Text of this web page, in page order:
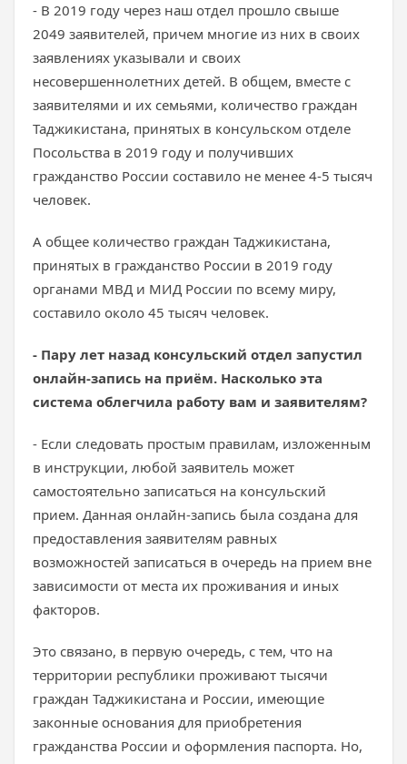
- В 2019 году через наш отдел прошло свыше
2049 заявителей, причем многие из них в своих
заявлениях указывали и своих
несовершеннолетних детей. В общем, вместе с
заявителями и их семьями, количество граждан
Таджикистана, принятых в консульском отделе
Посольства в 2019 году и получивших
гражданство России составило не менее 4-5 тысяч
человек.
А общее количество граждан Таджикистана,
принятых в гражданство России в 2019 году
органами МВД и МИД России по всему миру,
составило около 45 тысяч человек.
- Пару лет назад консульский отдел запустил
онлайн-запись на приём. Насколько эта
система облегчила работу вам и заявителям?
- Если следовать простым правилам, изложенным
в инструкции, любой заявитель может
самостоятельно записаться на консульский
прием. Данная онлайн-запись была создана для
предоставления заявителям равных
возможностей записаться в очередь на прием вне
зависимости от места их проживания и иных
факторов.
Это связано, в первую очередь, с тем, что на
территории республики проживают тысячи
граждан Таджикистана и России, имеющие
законные основания для приобретения
гражданства России и оформления паспорта. Но,